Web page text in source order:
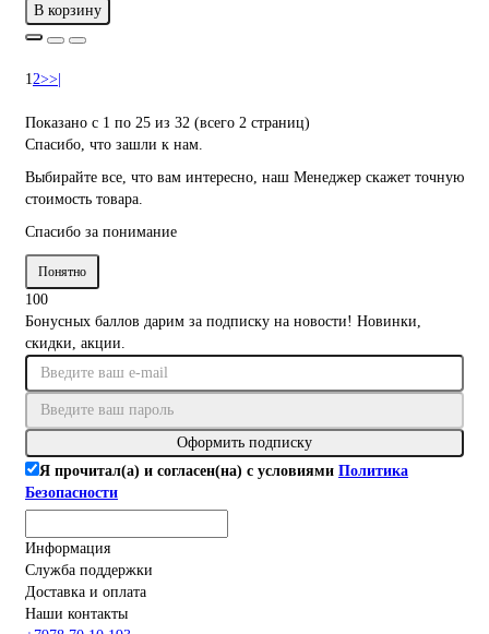
В корзину
1 2>>|
Показано с 1 по 25 из 32 (всего 2 страниц)
Спасибо, что зашли к нам.
Выбирайте все, что вам интересно, наш Менеджер скажет точную
стоимость товара.
Спасибо за понимание
Понятно
100
Бонусных баллов дарим за подписку на новости! Новинки,
скидки, акции.
Оформить подписку
Я прочитал(а) и согласен(на) с условиями Политика
Безопасности
Информация
Служба поддержки
Доставка и оплата
Наши контакты